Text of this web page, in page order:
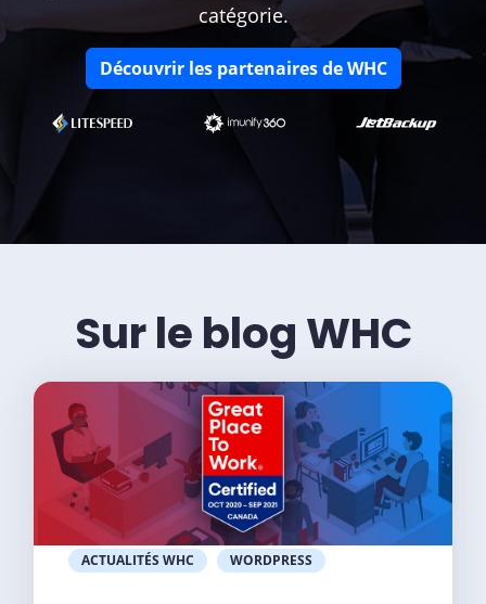
catégorie.
Découvrir les partenaires de WHC
Sur le blog WHC
ACTUALITÉS WHC WORDPRESS